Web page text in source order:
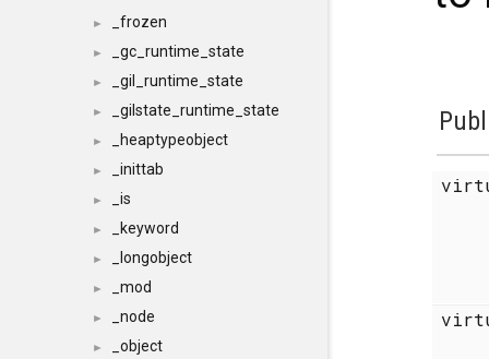
► _frozen
► _gc_runtime_state
► _gil_runtime_state
► _gilstate_runtime_state
► _heaptypeobject
► _inittab
► _is
► _keyword
► _longobject
► _mod
► _node
► _object